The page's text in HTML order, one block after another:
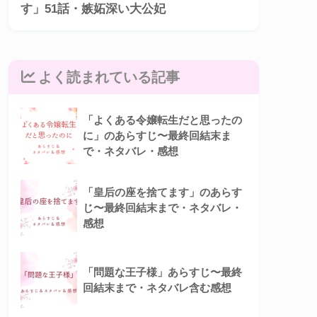
す」51話・嫉妬深い大公妃
よく読まれている記事
「よくある令嬢転生だと思ったの
に」のあらすじ〜最終回結末ま
で・ネタバレ・感想
「皇后の座を捨てます」のあらす
じ〜最終回結末まで・ネタバレ・
感想
「問題な王子様」あらすじ〜最終
回結末まで・ネタバレ含む感想